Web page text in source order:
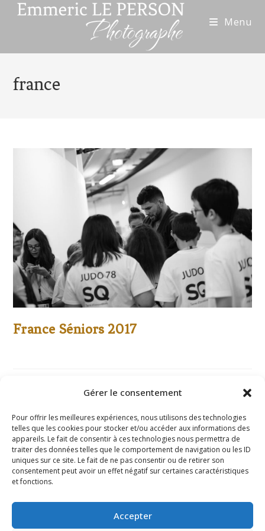
Gérer le consentement
Pour offrir les meilleures expériences, nous utilisons des technologies
telles que les cookies pour stocker et/ou accéder aux informations des
appareils. Le fait de consentir à ces technologies nous permettra de
traiter des données telles que le comportement de navigation ou les ID
uniques sur ce site. Le fait de ne pas consentir ou de retirer son
consentement peut avoir un effet négatif sur certaines caractéristiques
et fonctions.
Accepter
Menu
france
France Séniors 2017
Mentions
légales
confident